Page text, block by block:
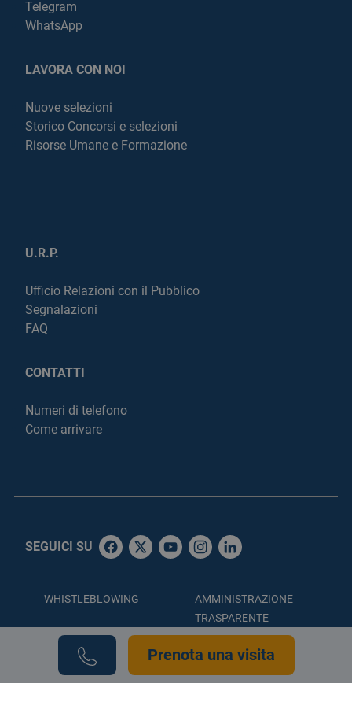
Telegram
WhatsApp
LAVORA CON NOI
Nuove selezioni
Storico Concorsi e selezioni
Risorse Umane e Formazione
U.R.P.
Ufficio Relazioni con il Pubblico
Segnalazioni
FAQ
CONTATTI
Numeri di telefono
Come arrivare
SEGUICI SU
WHISTLEBLOWING
AMMINISTRAZIONE
TRASPARENTE
ACCESSIBILITÀ
COOKIE POLICY
Prenota una visita